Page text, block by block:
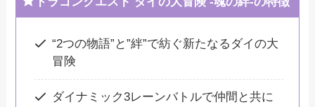
“2つの物語”と”絆”で紡ぐ新たなるダイの大
冒険
ダイナミック3レーンバトルで仲間と共に